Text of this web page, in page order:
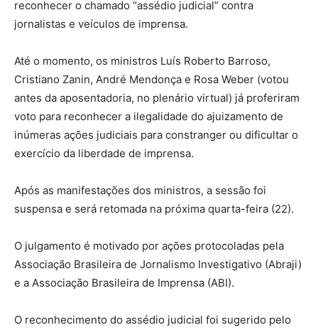
reconhecer o chamado “assédio judicial” contra
jornalistas e veículos de imprensa.
Até o momento, os ministros Luís Roberto Barroso,
Cristiano Zanin, André Mendonça e Rosa Weber (votou
antes da aposentadoria, no plenário virtual) já proferiram
voto para reconhecer a ilegalidade do ajuizamento de
inúmeras ações judiciais para constranger ou dificultar o
exercício da liberdade de imprensa.
Após as manifestações dos ministros, a sessão foi
suspensa e será retomada na próxima quarta-feira (22).
O julgamento é motivado por ações protocoladas pela
Associação Brasileira de Jornalismo Investigativo (Abraji)
e a Associação Brasileira de Imprensa (ABI).
O reconhecimento do assédio judicial foi sugerido pelo